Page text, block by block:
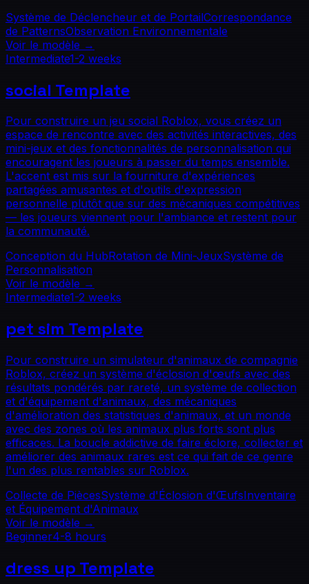
Système de Déclencheur et de PortailCorrespondance
de PatternsObservation Environnementale
Voir le modèle →
Intermediate1-2 weeks
social Template
Pour construire un jeu social Roblox, vous créez un
espace de rencontre avec des activités interactives, des
mini-jeux et des fonctionnalités de personnalisation qui
encouragent les joueurs à passer du temps ensemble.
L'accent est mis sur la fourniture d'expériences
partagées amusantes et d'outils d'expression
personnelle plutôt que sur des mécaniques compétitives
— les joueurs viennent pour l'ambiance et restent pour
la communauté.
Conception du HubRotation de Mini-JeuxSystème de
Personnalisation
Voir le modèle →
Intermediate1-2 weeks
pet sim Template
Pour construire un simulateur d'animaux de compagnie
Roblox, créez un système d'éclosion d'œufs avec des
résultats pondérés par rareté, un système de collection
et d'équipement d'animaux, des mécaniques
d'amélioration des statistiques d'animaux, et un monde
avec des zones où les animaux plus forts sont plus
efficaces. La boucle addictive de faire éclore, collecter et
améliorer des animaux rares est ce qui fait de ce genre
l'un des plus rentables sur Roblox.
Collecte de PiècesSystème d'Éclosion d'ŒufsInventaire
et Équipement d'Animaux
Voir le modèle →
Beginner4-8 hours
dress up Template